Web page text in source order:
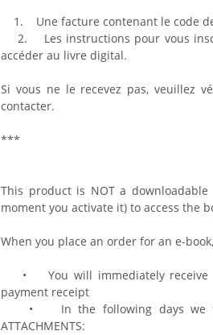
1. Une facture contenant le code
2. Les instructions pour vous
accéder au livre digital.
Si vous ne le recevez pas, veuillez
contacter.
***
This product is NOT a
moment you activate it) to access the
When you place an order for an e-
• You will immediately receive
payment receipt
• In the following days we
ATTACHMENTS: